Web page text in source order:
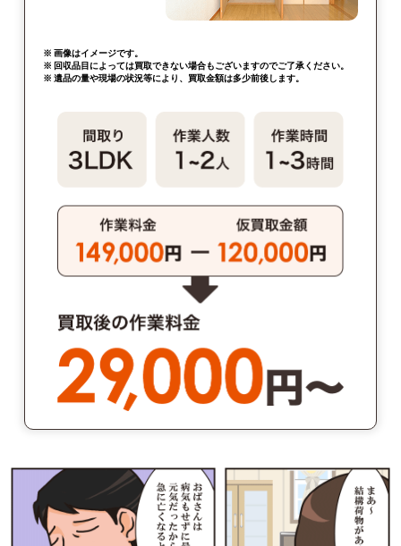
※ 画像はイメージです。
※ 回収品目によっては買取できない場合もございますのでご了承ください。
※ 遺品の量や現場の状況等により、買取金額は多少前後します。